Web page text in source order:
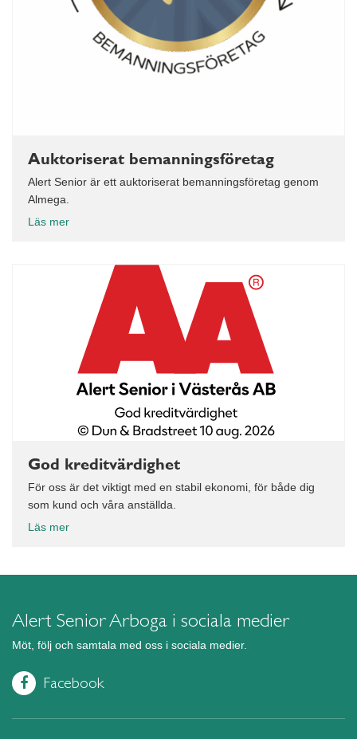
Auktoriserat bemanningsföretag
Alert Senior är ett auktoriserat bemanningsföretag genom
Almega.
Läs mer
God kreditvärdighet
För oss är det viktigt med en stabil ekonomi, för både dig
som kund och våra anställda.
Läs mer
Alert Senior Arboga i sociala medier
Möt, följ och samtala med oss i sociala medier.
Facebook